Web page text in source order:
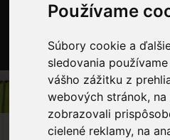
Používame
Súbory cookie a
sledovania
vášho zážitku z
webových stránok,
zobrazovali
cielené reklamy, na
0
OBCHOD